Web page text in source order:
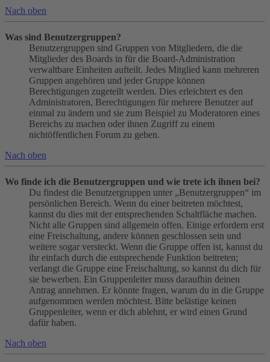
Nach oben
Was sind Benutzergruppen?
Benutzergruppen sind Gruppen von Mitgliedern, die die
Mitglieder des Boards in für die Board-Administration
verwaltbare Einheiten aufteilt. Jedes Mitglied kann mehreren
Gruppen angehören und jeder Gruppe können
Berechtigungen zugeteilt werden. Dies erleichtert es den
Administratoren, Berechtigungen für mehrere Benutzer auf
einmal zu ändern und sie zum Beispiel zu Moderatoren eines
Bereichs zu machen oder ihnen Zugriff zu einem
nichtöffentlichen Forum zu geben.
Nach oben
Wo finde ich die Benutzergruppen und wie trete ich ihnen bei?
Du findest die Benutzergruppen unter „Benutzergruppen“ im
persönlichen Bereich. Wenn du einer beitreten möchtest,
kannst du dies mit der entsprechenden Schaltfläche machen.
Nicht alle Gruppen sind allgemein offen. Einige erfordern erst
eine Freischaltung, andere können geschlossen sein und
weitere sogar versteckt. Wenn die Gruppe offen ist, kannst du
ihr einfach durch die entsprechende Funktion beitreten;
verlangt die Gruppe eine Freischaltung, so kannst du dich für
sie bewerben. Ein Gruppenleiter muss daraufhin deinen
Antrag annehmen. Er könnte fragen, warum du in die Gruppe
aufgenommen werden möchtest. Bitte belästige keinen
Gruppenleiter, wenn er dich ablehnt, er wird einen Grund
dafür haben.
Nach oben